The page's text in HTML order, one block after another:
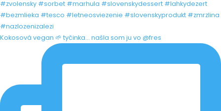
Kokosová vegan 🌱 tyčinka... našla som ju vo @fres